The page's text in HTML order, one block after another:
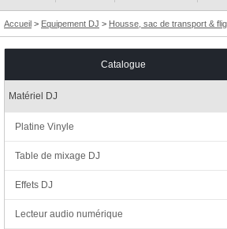
Accueil > Equipement DJ > Housse, sac de transport &
Catalogue
Matériel DJ
Platine Vinyle
Table de mixage DJ
Effets DJ
Lecteur audio numérique